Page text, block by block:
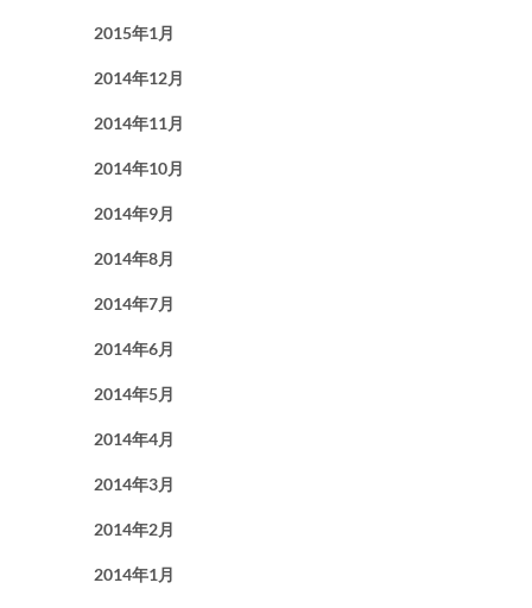
2015年1月
2014年12月
2014年11月
2014年10月
2014年9月
2014年8月
2014年7月
2014年6月
2014年5月
2014年4月
2014年3月
2014年2月
2014年1月